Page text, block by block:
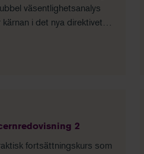
väsentlighetsanalys
i det nya direktivet
2
fortsättningskurs som